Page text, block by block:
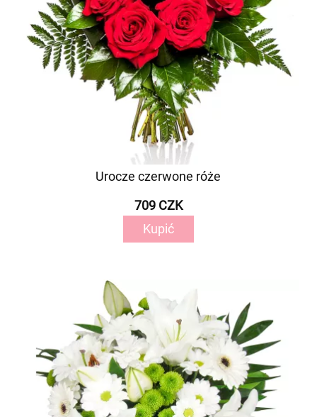
Urocze czerwone róże
709 CZK
Kupić